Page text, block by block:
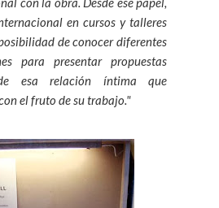
en cursos y talleres
de conocer diferentes
para presentar propuestas
de esa relación íntima que
el fruto de su trabajo."